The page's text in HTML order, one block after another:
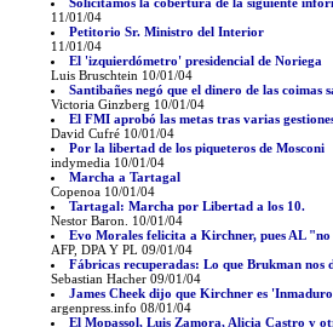
11/01/04
Petitorio Sr. Ministro del Interior
11/01/04
El 'izquierdómetro' presidencial de Noriega
Luis Bruschtein 10/01/04
Santibañes negó que el dinero de las coimas
Victoria Ginzberg 10/01/04
El FMI aprobó las metas tras varias
David Cufré 10/01/04
Por la libertad de los piqueteros de Mosconi
indymedia 10/01/04
Marcha a Tartagal
Copenoa 10/01/04
Tartagal: Marcha por Libertad a los 10.
Nestor Baron. 10/01/04
Evo Morales felicita a Kirchner, pues AL
AFP, DPA Y PL 09/01/04
Fábricas recuperadas: Lo que Brukman nos
Sebastian Hacher 09/01/04
James Cheek dijo que Kirchner es
argenpress.info 08/01/04
El Mopassol, Luis Zamora, Alicia Castro y